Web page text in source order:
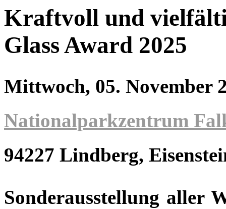
Kraftvoll und
Glass Award 2025
Mittwoch, 05. November
Nationalparkzentrum
94227 Lindberg,
Sonderausstellung aller